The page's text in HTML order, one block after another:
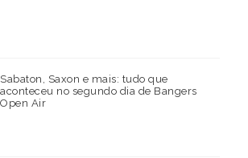
Sabaton, Saxon e mais: tudo que
aconteceu no segundo dia de Bangers
Open Air